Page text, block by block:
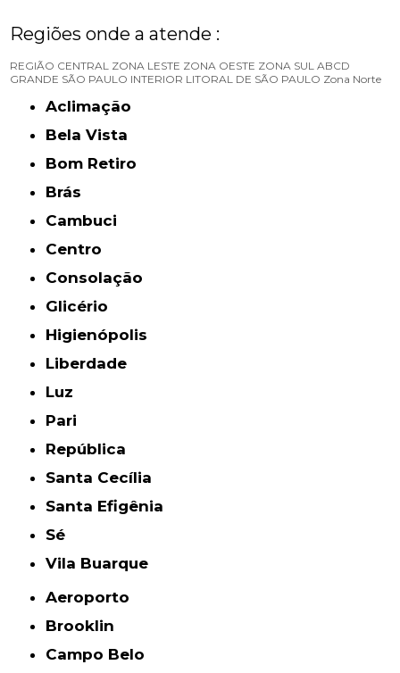
Regiões onde a atende :
REGIÃO CENTRAL ZONA LESTE ZONA OESTE ZONA SUL ABCD
GRANDE SÃO PAULO INTERIOR LITORAL DE SÃO PAULO Zona Norte
Aclimação
Bela Vista
Bom Retiro
Brás
Cambuci
Centro
Consolação
Glicério
Higienópolis
Liberdade
Luz
Pari
República
Santa Cecília
Santa Efigênia
Sé
Vila Buarque
Aeroporto
Brooklin
Campo Belo